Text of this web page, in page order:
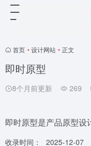
首页 • 设计网站 • 正文
即时原型
8个月前更新 269
即时原型是产品原型设
收录时间：
2025-12-07